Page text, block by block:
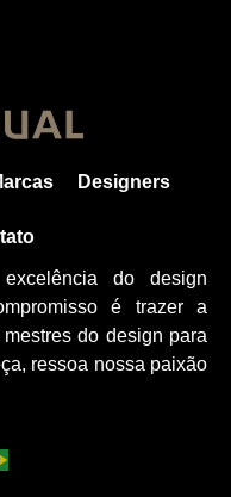
Designers
do design
é trazer a
do design para
ressoa nossa paixão